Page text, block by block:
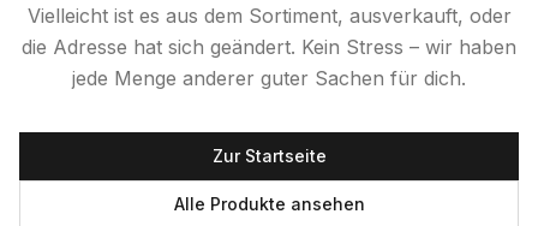
Vielleicht ist es aus dem Sortiment, ausverkauft, oder
die Adresse hat sich geändert. Kein Stress – wir haben
jede Menge anderer guter Sachen für dich.
Zur Startseite
Alle Produkte ansehen